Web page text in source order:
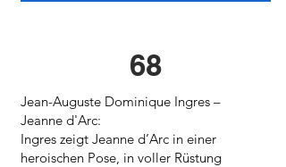
68
Jean-Auguste Dominique Ingres –
Jeanne d'Arc:
Ingres zeigt Jeanne d’Arc in einer
heroischen Pose, in voller Rüstung